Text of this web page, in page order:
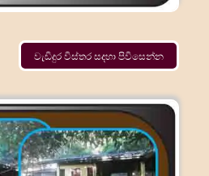
වැඩිදුර විස්තර සදහා පිවිසෙන්න